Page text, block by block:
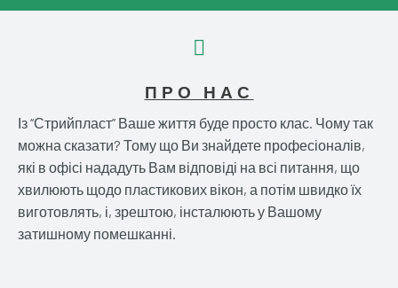
ПРО НАС
Із “Стрийпласт” Ваше життя буде просто клас. Чому так
можна сказати? Тому що Ви знайдете професіоналів,
які в офісі нададуть Вам відповіді на всі питання, що
хвилюють щодо пластикових вікон, а потім швидко їх
виготовлять, і, зрештою, інсталюють у Вашому
затишному помешканні.